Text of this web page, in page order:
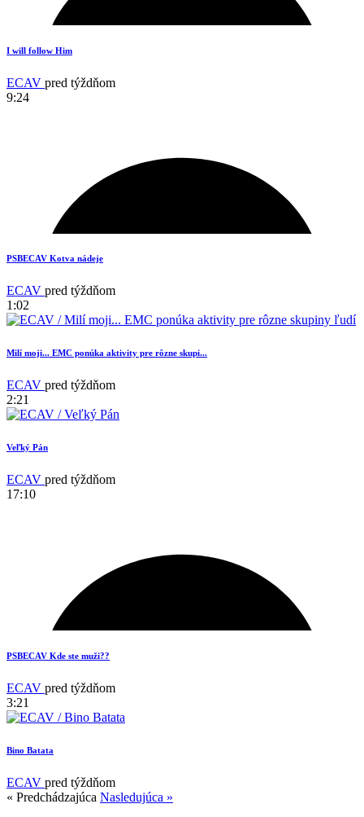
17
1
I will follow Him
ECAV pred týždňom
9:24
PSBECAV Kotva nádeje
ECAV pred týždňom
1:02
Milí moji... EMC ponúka aktivity pre rôzne skupi...
ECAV pred týždňom
2:21
Veľký Pán
ECAV pred týždňom
17:10
PSBECAV Kde ste muži??
ECAV pred týždňom
3:21
Bino Batata
ECAV pred týždňom
« Predchádzajúca Nasledujúca »